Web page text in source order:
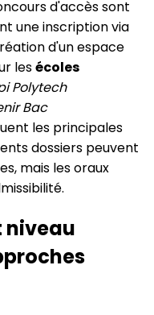
d'accès sont
une inscription via
d'un espace
lesécoles
Polytech
Bac
les principales
dossiers peuvent
mais les oraux
niveau